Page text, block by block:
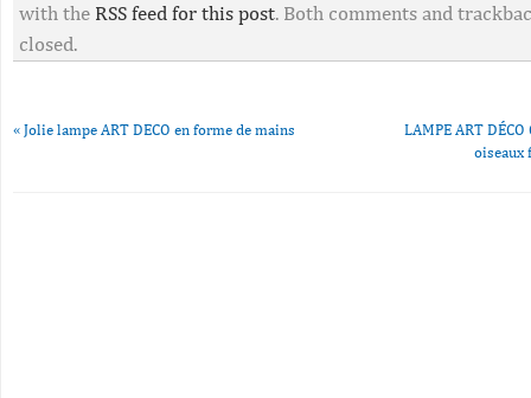
with the RSS feed for this post. Both comments and
closed.
« Jolie lampe ART DECO en forme de mains
LAMPE ART
oiseaux